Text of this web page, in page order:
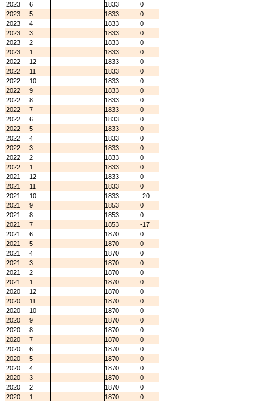
2023
6 1833
0
2023
5 1833
0
2023
4 1833
0
2023
3 1833
0
2023
2 1833
0
2023
1 1833
0
2022
12 1833
0
2022
11 1833
0
2022
10 1833
0
2022
9 1833
0
2022
8 1833
0
2022
7 1833
0
2022
6 1833
0
2022
5 1833
0
2022
4 1833
0
2022
3 1833
0
2022
2 1833
0
2022
1 1833
0
2021
12 1833
0
2021
11 1833
0
2021
10 1833
-20
2021
9 1853
0
2021
8 1853
0
2021
7 1853
-17
2021
6 1870
0
2021
5 1870
0
2021
4 1870
0
2021
3 1870
0
2021
2 1870
0
2021
1 1870
0
2020
12 1870
0
2020
11 1870
0
2020
10 1870
0
2020
9 1870
0
2020
8 1870
0
2020
7 1870
0
2020
6 1870
0
2020
5 1870
0
2020
4 1870
0
2020
3 1870
0
2020
2 1870
0
2020
1 1870
0